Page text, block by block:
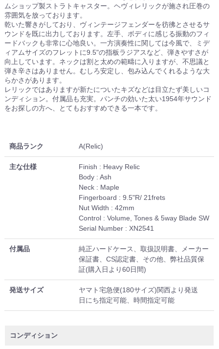
ムショップ製ストラトキャスター。ヘヴィレリックが施され圧巻の
雰囲気を放っております。
乾いた響きがしており、ヴィンテージフェンダーを彷彿とさせるサ
ウンドを既に出力しております。左手、ボディに感じる振動のフィ
ードバックも非常に心地良い。一方演奏性に関しては今風で、ミデ
ィアムサイズのフレットに9.5"の指板ラジアスなど、弾きやすさが
向上しています。ネックは割と太めの範疇に入りますが、不思議と
弾き辛さはありません。むしろ安定し、包み込んでくれるような大
らかさがあります。
レリックではありますが新たについたキズなどは目立たず美しいコ
ンディション。付属品も充実。パンチの効いた太い1954年サウンド
をお探しの方へ、とてもおすすめできる一本です。
商品ランク A(Relic)
主な仕様
Finish : Heavy Relic
Body : Ash
Neck : Maple
Fingerboard : 9.5"R/ 21frets
Nut Width : 42mm
Control : Volume, Tones & 5way Blade SW
Serial Number : XN2541
付属品
純正ハードケース、取扱説明書、メーカー
保証書、CS認定書、その他、弊社品質保
証(購入日より60日間)
発送サイズ
ヤマト宅急便(180サイズ)関西より発送
日にち指定可能、時間指定可能
コンディション